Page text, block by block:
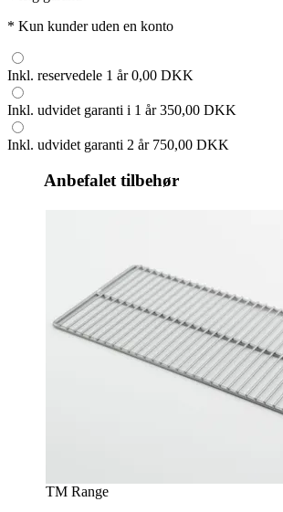
* Kun kunder uden en konto
Inkl. reservedele 1 år0,00 DKK
Inkl. udvidet garanti i 1 år350,00 DKK
Inkl. udvidet garanti 2 år 750,00 DKK
Anbefalet tilbehør
TM Range